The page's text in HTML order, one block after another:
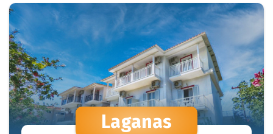
Laganas